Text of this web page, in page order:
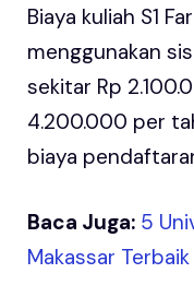
Biaya kuliah S1
menggunakan
sekitar Rp
4.200.000 per
biaya
Baca Juga: 5
Makassar Terbaik